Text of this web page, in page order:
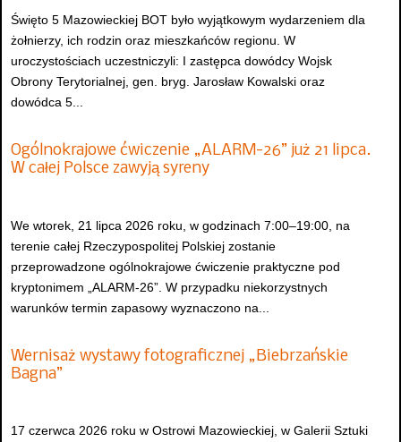
Święto 5 Mazowieckiej BOT było wyjątkowym wydarzeniem dla
żołnierzy, ich rodzin oraz mieszkańców regionu. W
uroczystościach uczestniczyli: I zastępca dowódcy Wojsk
Obrony Terytorialnej, gen. bryg. Jarosław Kowalski oraz
dowódca 5...
Ogólnokrajowe ćwiczenie „ALARM-26” już 21 lipca.
W całej Polsce zawyją syreny
We wtorek, 21 lipca 2026 roku, w godzinach 7:00–19:00, na
terenie całej Rzeczypospolitej Polskiej zostanie
przeprowadzone ogólnokrajowe ćwiczenie praktyczne pod
kryptonimem „ALARM-26”. W przypadku niekorzystnych
warunków termin zapasowy wyznaczono na...
Wernisaż wystawy fotograficznej „Biebrzańskie
Bagna”
17 czerwca 2026 roku w Ostrowi Mazowieckiej, w Galerii Sztuki